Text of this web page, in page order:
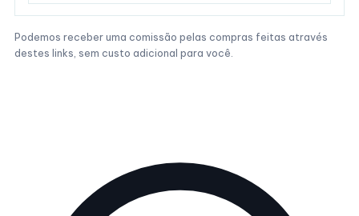
Podemos receber uma comissão pelas compras feitas através
destes links, sem custo adicional para você.